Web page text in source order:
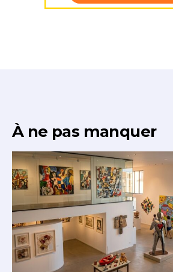
J'accepte lestermes et conditions
À ne pas manquer